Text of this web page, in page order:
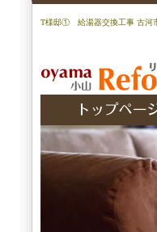
T様邸① 給湯器交換工事 古河